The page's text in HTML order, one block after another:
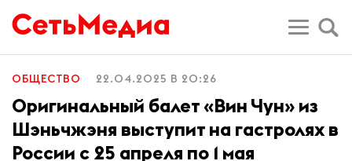
ОБЩЕСТВО 22.04.2025 В 20:26
Оригинальный балет «Вин Чун» из
Шэньчжэня выступит на гастролях в
России с 25 апреля по 1 мая